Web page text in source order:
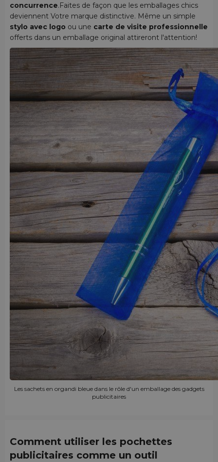
concurrence. Faites de façon que les emballages chics
deviennent Votre marque distinctive. Même un simple
stylo avec logo ou une carte de visite professionnelle
offerts dans un emballage original attireront l'attention!
Les sachets en organdi bleue dans le rôle d'un emballage des gadgets
publicitaires
Comment utiliser les pochettes
publicitaires comme un outil